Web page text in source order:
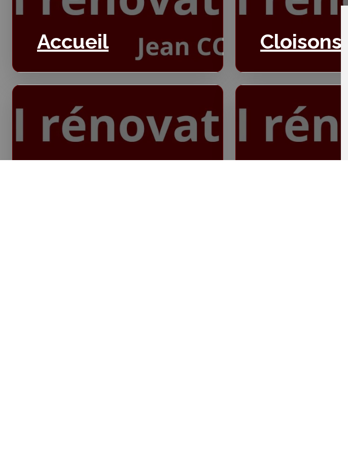
Accueil Cloisons
Isolation Electricité